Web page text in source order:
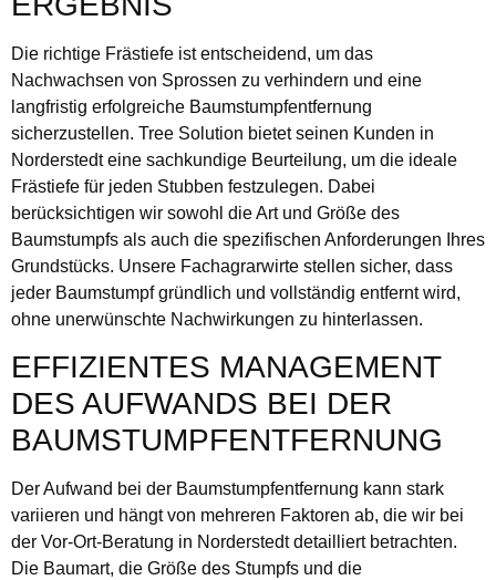
Die richtige Frästiefe ist entscheidend, um das
Nachwachsen von Sprossen zu verhindern und eine
langfristig erfolgreiche Baumstumpfentfernung
sicherzustellen. Tree Solution bietet seinen Kunden in
Norderstedt eine sachkundige Beurteilung, um die ideale
Frästiefe für jeden Stubben festzulegen. Dabei
berücksichtigen wir sowohl die Art und Größe des
Baumstumpfs als auch die spezifischen Anforderungen Ihres
Grundstücks. Unsere Fachagrarwirte stellen sicher, dass
jeder Baumstumpf gründlich und vollständig entfernt wird,
ohne unerwünschte Nachwirkungen zu hinterlassen.
EFFIZIENTES MANAGEMENT
DES AUFWANDS BEI DER
BAUMSTUMPFENTFERNUNG
Der Aufwand bei der Baumstumpfentfernung kann stark
variieren und hängt von mehreren Faktoren ab, die wir bei
der Vor-Ort-Beratung in Norderstedt detailliert betrachten.
Die Baumart, die Größe des Stumpfs und die